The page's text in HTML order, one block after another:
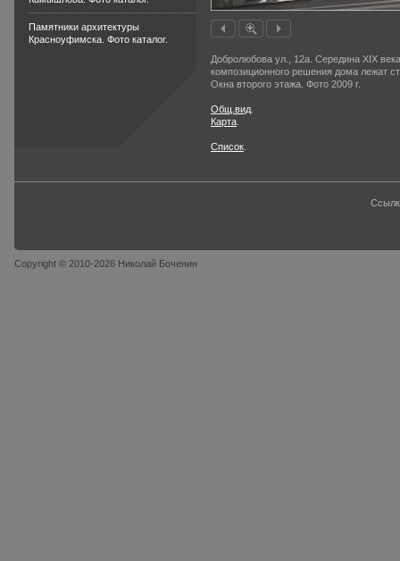
Памятники архитектуры
Красноуфимска. Фото каталог.
Добролюбова ул., 12а. Середина XIX
композиционного решения дома лежат
Окна второго этажа. Фото 2009 г.
Общ.вид
Карта
Список
Copyright © 2010-2026 Николай Боченин